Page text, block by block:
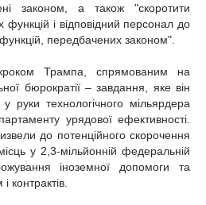
законом, а також "скоротити
функцій і відповідний персонал до
функцій, передбачених законом".
Трампа, спрямованим на
бюрократії – завдання, яке він
руки технологічного мільярдера
урядової ефективності.
до потенційного скорочення
у 2,3-мільйонній федеральній
іноземної допомоги та
контрактів.